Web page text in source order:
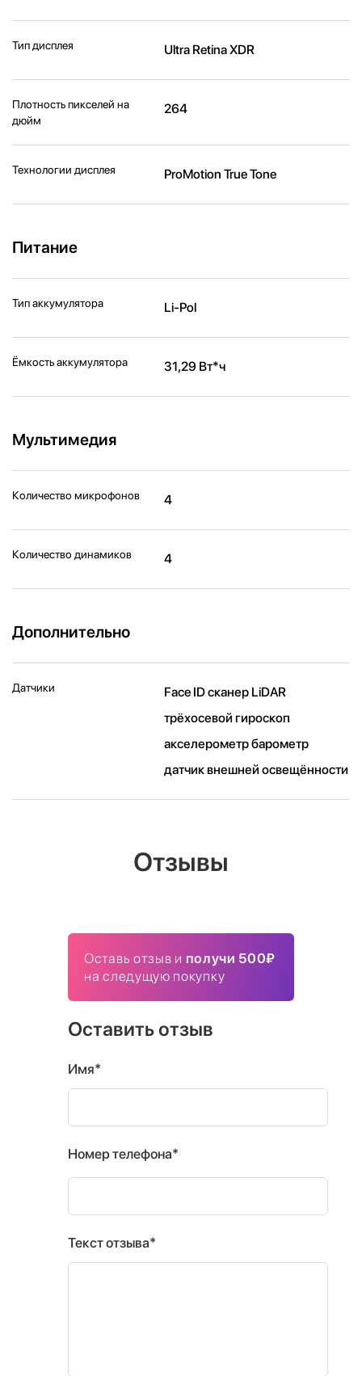
Тип дисплея Ultra Retina XDR
Плотность пикселей на
дюйм
264
Технологии дисплея ProMotion True Tone
Питание
Тип аккумулятора Li-Pol
Ёмкость аккумулятора 31,29 Вт*ч
Мультимедия
Количество микрофонов 4
Количество динамиков 4
Дополнительно
Датчики
Face ID сканер LiDAR
трёхосевой гироскоп
акселерометр барометр
датчик внешней освещённости
Отзывы
Оставь отзыв и получи 500₽
на следущую покупку
Оставить отзыв
Имя*
Номер телефона*
Текст отзыва*